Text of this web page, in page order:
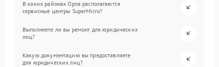
В каких районах Орла располагаются
сервисные центры SuperMicro?
Выполняете ли вы ремонт для юридических
лиц?
Какую документацию вы предоставляете
для юридических лиц?